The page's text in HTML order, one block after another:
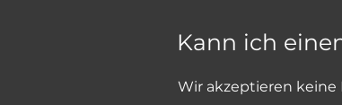
Kann ich
Wir akzeptieren keine